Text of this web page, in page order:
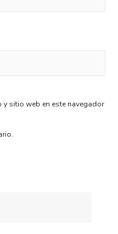
y sitio web en este navegador